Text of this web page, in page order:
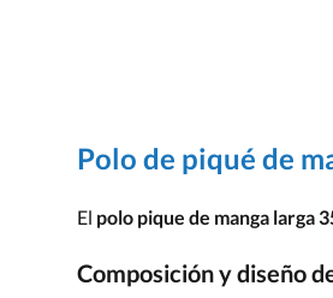
Polo de piqué de
El polo pique de manga larga
Composición y diseño